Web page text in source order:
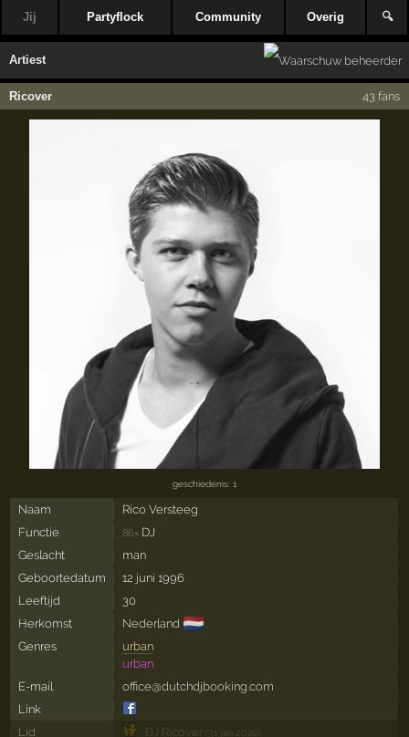
Jij Partyflock Community Overig 🔍
Artiest
Ricover 43 fans
geschiedenis: 1
Naam
Rico Versteeg
Functie
86× DJ
Geslacht
man
Geboortedatum
12 juni 1996
Leeftijd
30
Herkomst
Nederland 🇳🇱
Genres
urban
urban
E-mail
office@dutchdjbooking.com
Link
Lid
DJ Ricover (31 jan 2020)